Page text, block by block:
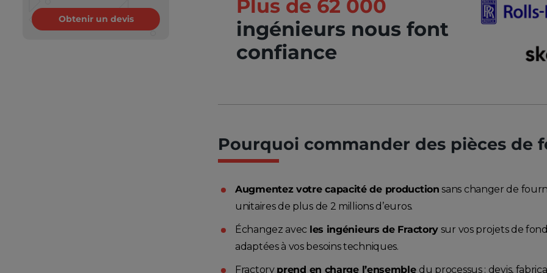
Obtenir un devis
Plus de 62 000
ingénieurs nous font
confiance
Pourquoi commander des pièces de
Augmentez votre capacité de production sans changer de
unitaires de plus de 2 millions d’euros.
Échangez avec les ingénieurs de Fractory sur vos projets de
adaptées à vos besoins techniques.
Fractory prend en charge l’ensemble du processus : devis,